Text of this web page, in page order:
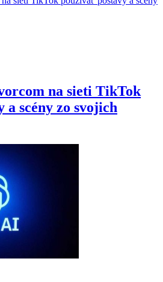
na sieti TikTok
scény zo svojich